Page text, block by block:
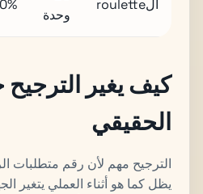
الroulette
وحدة
كيف يغير
الحقيقي
الترجيح مهم لأن رقم متطلبات
يظل كما هو أثناء العملي يتغير